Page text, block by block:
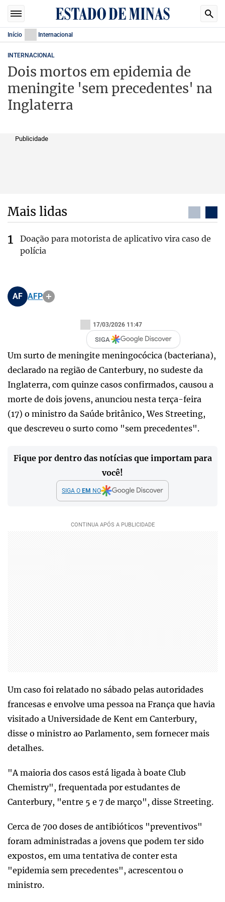
Início Internacional
INTERNACIONAL
Dois mortos em epidemia de
meningite 'sem precedentes' na
Inglaterra
Publicidade
Mais lidas
Doação para motorista de aplicativo vira caso de
polícia
AF AFP
17/03/2026 11:47
SIGA
Um surto de meningite meningocócica (bacteriana),
declarado na região de Canterbury, no sudeste da
Inglaterra, com quinze casos confirmados, causou a
morte de dois jovens, anunciou nesta terça-feira
(17) o ministro da Saúde britânico, Wes Streeting,
que descreveu o surto como "sem precedentes".
Fique por dentro das notícias que importam para
você!
SIGA O EM NO
Um caso foi relatado no sábado pelas autoridades
francesas e envolve uma pessoa na França que havia
visitado a Universidade de Kent em Canterbury,
disse o ministro ao Parlamento, sem fornecer mais
detalhes.
"A maioria dos casos está ligada à boate Club
Chemistry", frequentada por estudantes de
Canterbury, "entre 5 e 7 de março", disse Streeting.
Cerca de 700 doses de antibióticos "preventivos"
foram administradas a jovens que podem ter sido
expostos, em uma tentativa de conter esta
"epidemia sem precedentes", acrescentou o
ministro.